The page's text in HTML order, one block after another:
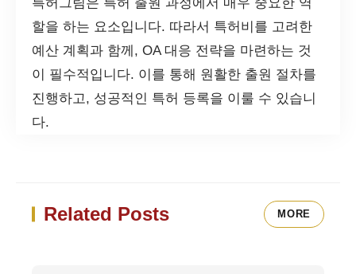
할을 하는 요소입니다. 따라서 특허비를 고려한
예산 계획과 함께, OA 대응 전략을 마련하는 것
이 필수적입니다. 이를 통해 원활한 출원 절차를
진행하고, 성공적인 특허 등록을 이룰 수 있습니
다.
Related Posts MORE